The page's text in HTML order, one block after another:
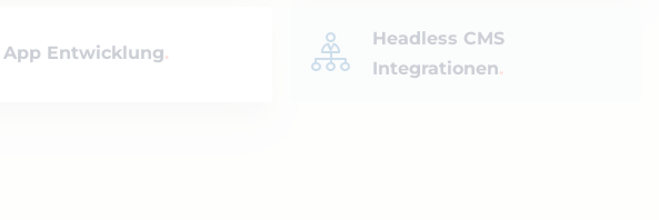
App Entwicklung
Headless CMS
Integrationen